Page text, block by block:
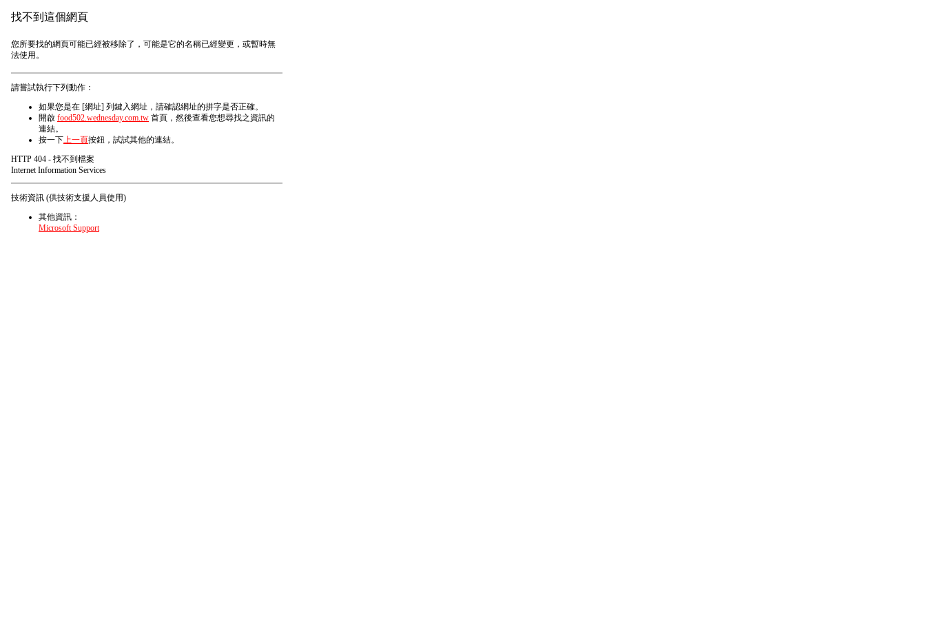
找不到這個網頁
您所要找的網頁可能已經被移除了，可能是它的名稱已經變更，或暫時無
法使用。
請嘗試執行下列動作：
如果您是在 [網址] 列鍵入網址，請確認網址的拼字是否正確。
開啟 food502.wednesday.com.tw 首頁，然後查看您想尋找之資訊的
連結。
按一下上一頁按鈕，試試其他的連結。
HTTP 404 - 找不到檔案
Internet Information Services
技術資訊 (供技術支援人員使用)
其他資訊：
Microsoft Support